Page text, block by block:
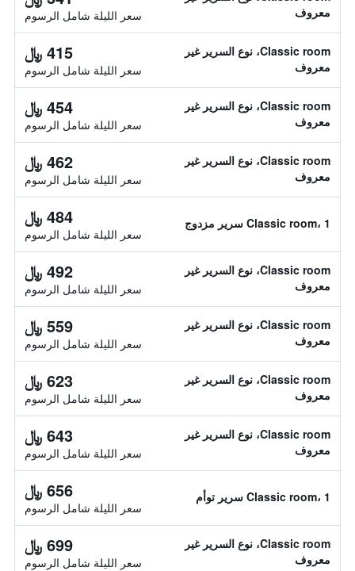
معروف
سعر الليلة شامل الرسوم
Classic room، نوع السرير غير
معروف
415 ﷼
سعر الليلة شامل الرسوم
Classic room، نوع السرير غير
معروف
454 ﷼
سعر الليلة شامل الرسوم
Classic room، نوع السرير غير
معروف
462 ﷼
سعر الليلة شامل الرسوم
Classic room، 1 سرير مزدوج 484 ﷼
سعر الليلة شامل الرسوم
Classic room، نوع السرير غير
معروف
492 ﷼
سعر الليلة شامل الرسوم
Classic room، نوع السرير غير
معروف
559 ﷼
سعر الليلة شامل الرسوم
Classic room، نوع السرير غير
معروف
623 ﷼
سعر الليلة شامل الرسوم
Classic room، نوع السرير غير
معروف
643 ﷼
سعر الليلة شامل الرسوم
Classic room، 1 سرير توأم 656 ﷼
سعر الليلة شامل الرسوم
Classic room، نوع السرير غير
معروف
699 ﷼
سعر الليلة شامل الرسوم